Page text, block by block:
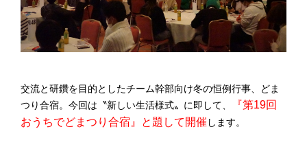
交流と研鑽を目的としたチーム幹部向け冬の恒例行事、どま
つり合宿。今回は〝新しい生活様式〟に即して、
『第19回
おうちでどまつり合宿』と題して開催 します。